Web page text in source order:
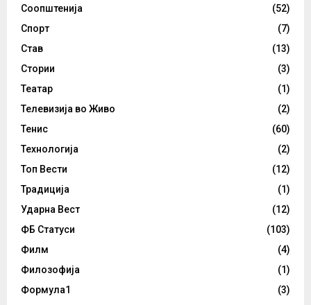
Соопштенија
(52)
Спорт
(7)
Став
(13)
Стории
(3)
Театар
(1)
Телевизија во Живо
(2)
Тенис
(60)
Технологија
(2)
Топ Вести
(12)
Традиција
(1)
Ударна Вест
(12)
ФБ Статуси
(103)
Филм
(4)
Филозофија
(1)
Формула1
(3)